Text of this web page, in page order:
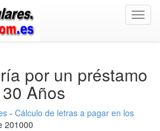
por un préstamo
Años
- Cálculo de letras a pagar en los
201000